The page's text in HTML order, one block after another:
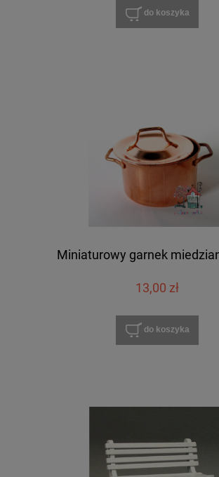
do koszyka
Miniaturowy garnek
13,00 zł
do koszyka